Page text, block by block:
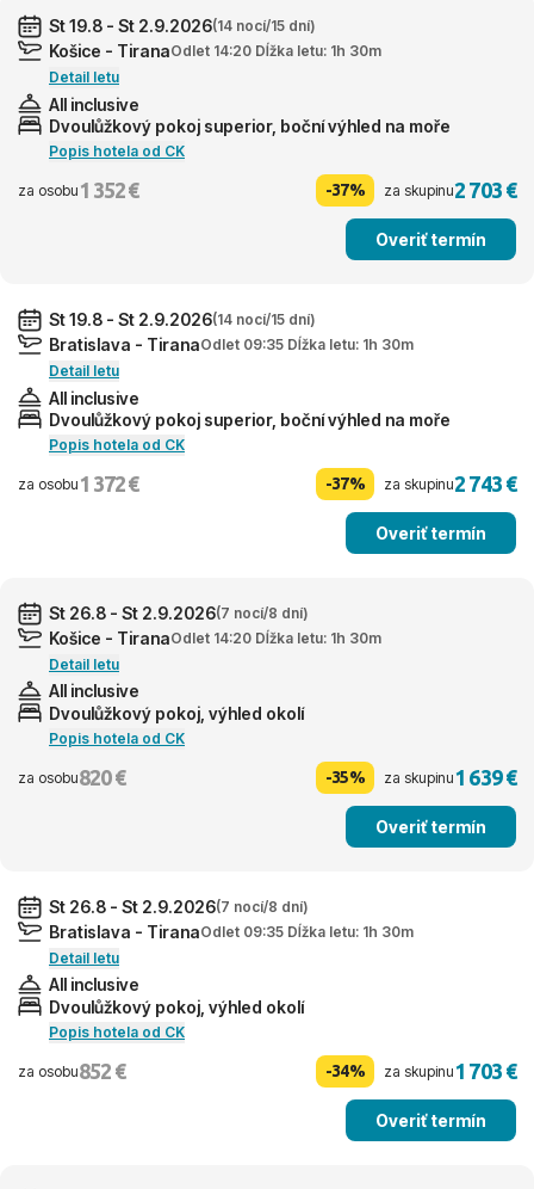
St 19.8 - St 2.9.2026(14 nocí/15 dní)
Košice - TiranaOdlet 14:20 Dĺžka letu: 1h 30m
Detail letu
All inclusive
Dvoulůžkový pokoj superior, boční výhled na moře
Popis hotela od CK
za osobu 1 352 € -37% za skupinu2 703 €
Overiť termín
St 19.8 - St 2.9.2026(14 nocí/15 dní)
Bratislava - TiranaOdlet 09:35 Dĺžka letu: 1h 30m
Detail letu
All inclusive
Dvoulůžkový pokoj superior, boční výhled na moře
Popis hotela od CK
za osobu 1 372 € -37% za skupinu2 743 €
Overiť termín
St 26.8 - St 2.9.2026(7 nocí/8 dní)
Košice - TiranaOdlet 14:20 Dĺžka letu: 1h 30m
Detail letu
All inclusive
Dvoulůžkový pokoj, výhled okolí
Popis hotela od CK
za osobu820 € -35% za skupinu1 639 €
Overiť termín
St 26.8 - St 2.9.2026(7 nocí/8 dní)
Bratislava - TiranaOdlet 09:35 Dĺžka letu: 1h 30m
Detail letu
All inclusive
Dvoulůžkový pokoj, výhled okolí
Popis hotela od CK
za osobu852 € -34% za skupinu1 703 €
Overiť termín